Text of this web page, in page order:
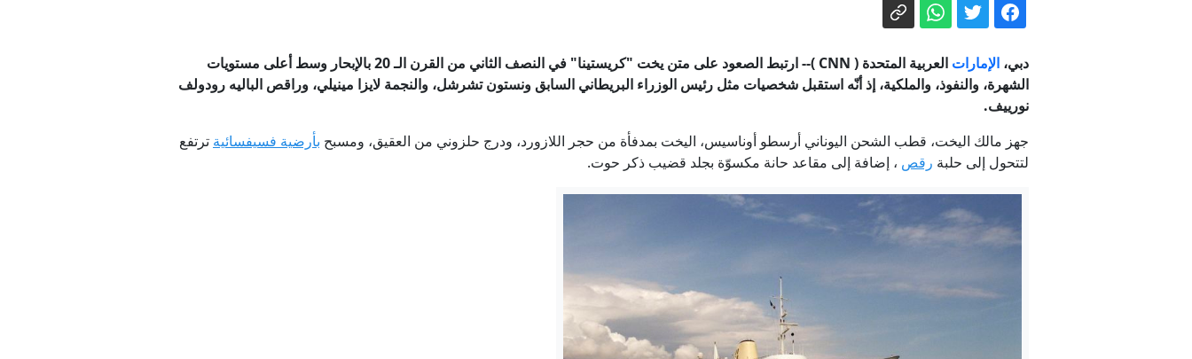
هل تراجع ترامب عن ضرب إيران لنقص الذخيرة وصواريخ ثاد؟
السعودية تعيّن قائدا للتحالف البحري وتعلن انضمام دول جديدة
مصادر: مقتل 42 وإصابة أكثر من 50 بهجوم شنه الحوثيون على معسكرات تابعة للحكومة في مأرب وحضرموت
"لا نستطيع الوصول إلى بيوتنا أو محالّنا": سكان قلنديا يصفون واقع المخيم تحت وطأة العملية العسكرية
علاج السرطان بـ"بيكربونات الصوديوم".. أطباء يحذرون من وصفات الموت
منفيون للمجهول.. هل تتحول أفريقيا إلى سجن أمريكي خارجي؟
دبي، الإمارات العربية المتحدة ( CNN
)--
ارتبط الصعود على متن يخت "كريستينا" في النصف الثاني من القرن الـ 20 بالإبحار وسط أعلى مستويات
الشهرة، والنفوذ، والملكية، إذ أنّه استقبل شخصيات مثل رئيس الوزراء البريطاني السابق ونستون تشرشل، والنجمة لايزا مينيلي، وراقص الباليه رودولف
نورييف.
جهز مالك اليخت، قطب الشحن اليوناني أرسطو أوناسيس، اليخت بمدفأة من حجر اللازورد، ودرج حلزوني من العقيق، ومسبح بأرضية فسيفسائية ترتفع
لتتحول إلى حلبة رقص ، إضافة إلى مقاعد حانة مكسوّة بجلد قضيب ذكر حوت.